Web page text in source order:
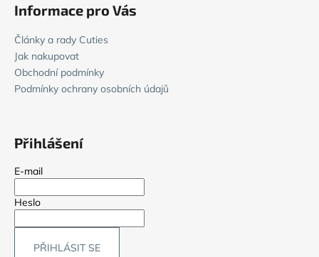
Informace pro Vás
Články a rady Cuties
Jak nakupovat
Obchodní podmínky
Podmínky ochrany osobních údajů
Přihlášení
E-mail
Heslo
PŘIHLÁSIT SE